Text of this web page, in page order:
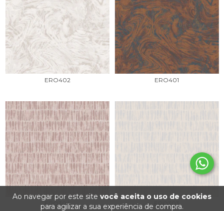
Ao navegar por este site você aceita o uso de cookies
para agilizar a sua experiência de compra.
ERO402 ERO401
ERO304 ERO303